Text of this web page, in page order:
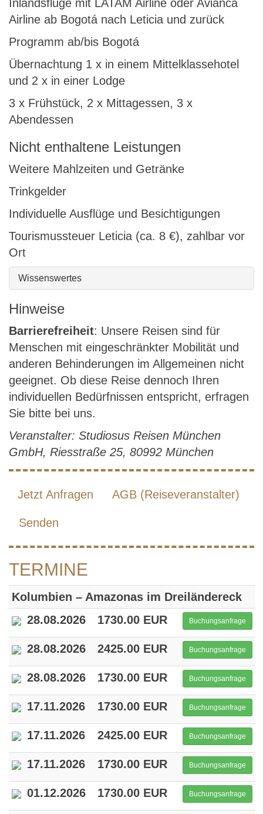
Inlandsflüge mit LATAM Airline oder Avianca
Airline ab Bogotá nach Leticia und zurück
Programm ab/bis Bogotá
Übernachtung 1 x in einem Mittelklassehotel
und 2 x in einer Lodge
3 x Frühstück, 2 x Mittagessen, 3 x
Abendessen
Nicht enthaltene Leistungen
Weitere Mahlzeiten und Getränke
Trinkgelder
Individuelle Ausflüge und Besichtigungen
Tourismussteuer Leticia (ca. 8 €), zahlbar vor
Ort
Wissenswertes
Hinweise
Barrierefreiheit: Unsere Reisen sind für
Menschen mit eingeschränkter Mobilität und
anderen Behinderungen im Allgemeinen nicht
geeignet. Ob diese Reise dennoch Ihren
individuellen Bedürfnissen entspricht, erfragen
Sie bitte bei uns.
Veranstalter: Studiosus Reisen München
GmbH, Riesstraße 25, 80992 München
Jetzt Anfragen AGB (Reiseveranstalter)
Senden
TERMINE
Kolumbien – Amazonas im Dreiländereck
28.08.2026
1730.00 EUR Buchungsanfrage
28.08.2026 2425.00 EUR Buchungsanfrage
28.08.2026 1730.00 EUR Buchungsanfrage
17.11.2026 1730.00 EUR Buchungsanfrage
17.11.2026 2425.00 EUR Buchungsanfrage
17.11.2026 1730.00 EUR Buchungsanfrage
01.12.2026 1730.00 EUR Buchungsanfrage